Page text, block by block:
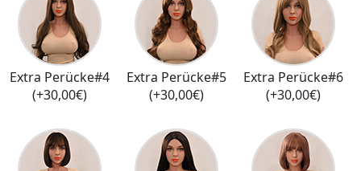
Extra Perücke#4
(+30,00€)
Extra Perücke#5
(+30,00€)
Extra Perücke#6
(+30,00€)